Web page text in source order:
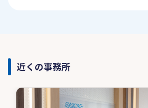
近くの事務所